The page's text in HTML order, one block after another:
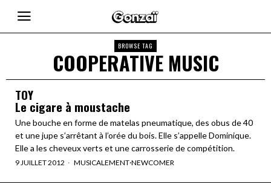
BROWSE TAG
COOPERATIVE MUSIC
TOY
Le cigare à moustache
Une bouche en forme de matelas pneumatique, des obus de 40
et une jupe s’arrêtant à l’orée du bois. Elle s’appelle Dominique.
Elle a les cheveux verts et une carrosserie de compétition.
9 JUILLET 2012 MUSICALEMENT·NEWCOMER